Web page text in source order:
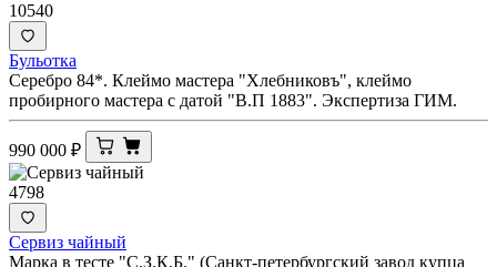
10540
Бульотка
Серебро 84*. Клеймо мастера "Хлебниковъ", клеймо
пробирного мастера с датой "В.П 1883". Экспертиза ГИМ.
990 000 ₽
4798
Сервиз чайный
Марка в тесте "С.З.К.Б." (Санкт-петербургский завод купца